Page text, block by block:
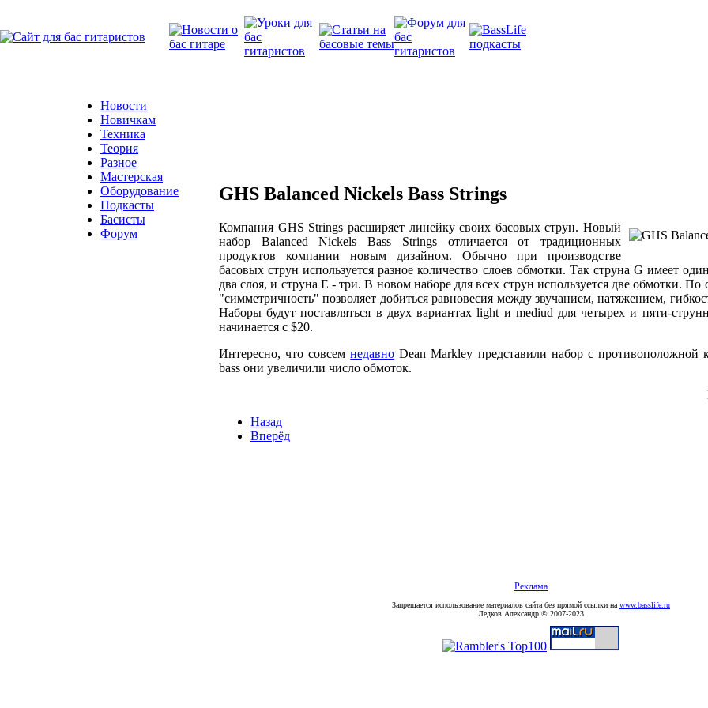
Новости
Новичкам
Техника
Теория
Разное
Мастерская
Оборудование
Подкасты
Басисты
Форум
GHS Balanced Nickels Bass Strings
Компания GHS Strings расширяет линейку своих басовых струн. Новый
набор Balanced Nickels Bass Strings отличается от традиционных
продуктов компании новым дизайном. Обычно при производстве
басовых струн используется разное количество слоев обмотки. Так струна G имеет
два слоя, и струна E - три. В новом наборе для всех струн используется две обмотки. По
"симметричность" позволяет добиться равновесия между звучанием, натяжением,
Наборы будут поставляться в двух вариантах light и mediud для четырех и пяти-
начинается с $20.
Интересно, что совсемнедавно Dean Markley представили набор с противоположной
bass они увеличили число обмоток.
Назад
Вперёд
Реклама
Запрещается использование материалов сайта без прямой ссылки на www.basslife.ru
Ледков Александр © 2007-2023